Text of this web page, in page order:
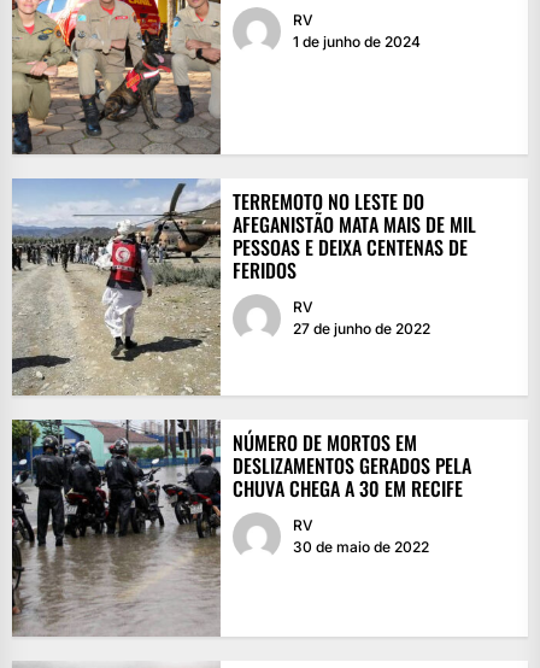
RV
1 de junho de 2024
TERREMOTO NO LESTE DO
AFEGANISTÃO MATA MAIS DE MIL
PESSOAS E DEIXA CENTENAS DE
FERIDOS
RV
27 de junho de 2022
NÚMERO DE MORTOS EM
DESLIZAMENTOS GERADOS PELA
CHUVA CHEGA A 30 EM RECIFE
RV
30 de maio de 2022